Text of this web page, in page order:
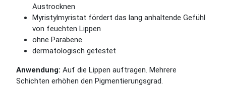
Austrocknen
Myristylmyristat fördert das lang anhaltende Gefühl
von feuchten Lippen
ohne Parabene
dermatologisch getestet
Anwendung: Auf die Lippen auftragen. Mehrere
Schichten erhöhen den Pigmentierungsgrad.